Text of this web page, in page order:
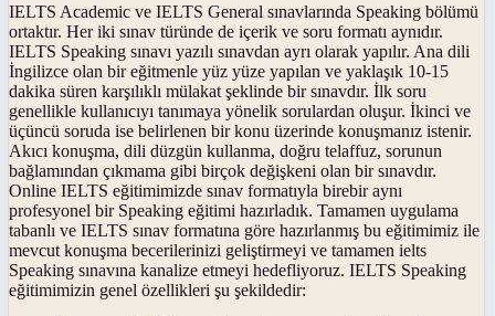
IELTS Academic ve IELTS General sınavlarında Speaking bölümü
ortaktır. Her iki sınav türünde de içerik ve soru formatı aynıdır.
IELTS Speaking sınavı yazılı sınavdan ayrı olarak yapılır. Ana dili
İngilizce olan bir eğitmenle yüz yüze yapılan ve yaklaşık 10-15
dakika süren karşılıklı mülakat şeklinde bir sınavdır. İlk soru
genellikle kullanıcıyı tanımaya yönelik sorulardan oluşur. İkinci ve
üçüncü soruda ise belirlenen bir konu üzerinde konuşmanız istenir.
Akıcı konuşma, dili düzgün kullanma, doğru telaffuz, sorunun
bağlamından çıkmama gibi birçok değişkeni olan bir sınavdır.
Online IELTS eğitimimizde sınav formatıyla birebir aynı
profesyonel bir Speaking eğitimi hazırladık. Tamamen uygulama
tabanlı ve IELTS sınav formatına göre hazırlanmış bu eğitimimiz ile
mevcut konuşma becerilerinizi geliştirmeyi ve tamamen ielts
Speaking sınavına kanalize etmeyi hedefliyoruz. IELTS Speaking
eğitimimizin genel özellikleri şu şekildedir: